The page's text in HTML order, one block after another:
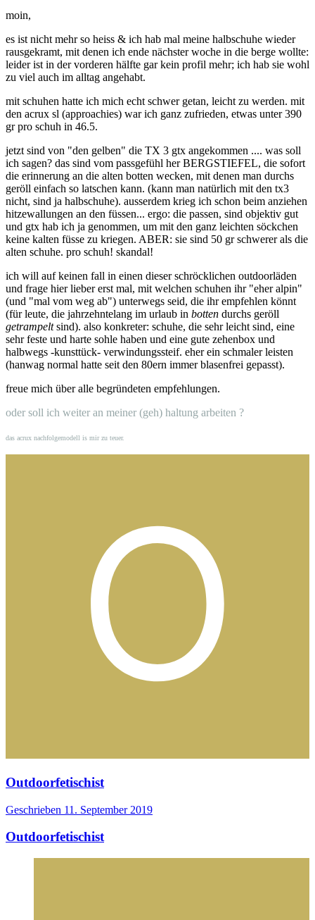
moin,
es ist nicht mehr so heiss & ich hab mal meine halbschuhe wieder
rausgekramt, mit denen ich ende nächster woche in die berge wollte:
leider ist in der vorderen hälfte gar kein profil mehr; ich hab sie wohl
zu viel auch im alltag angehabt.
mit schuhen hatte ich mich echt schwer getan, leicht zu werden. mit
den acrux sl (approachies) war ich ganz zufrieden, etwas unter 390
gr pro schuh in 46.5.
jetzt sind von "den gelben" die TX 3 gtx angekommen .... was soll
ich sagen? das sind vom passgefühl her BERGSTIEFEL, die sofort
die erinnerung an die alten botten wecken, mit denen man durchs
geröll einfach so latschen kann. (kann man natürlich mit den tx3
nicht, sind ja halbschuhe). ausserdem krieg ich schon beim anziehen
hitzewallungen an den füssen... ergo: die passen, sind objektiv gut
und gtx hab ich ja genommen, um mit den ganz leichten söckchen
keine kalten füsse zu kriegen. ABER: sie sind 50 gr schwerer als die
alten schuhe. pro schuh! skandal!
ich will auf keinen fall in einen dieser schröcklichen outdoorläden
und frage hier lieber erst mal, mit welchen schuhen ihr "eher alpin"
(und "mal vom weg ab") unterwegs seid, die ihr empfehlen könnt
(für leute, die jahrzehntelang im urlaub in botten durchs geröll
getrampeltsind). also konkreter: schuhe, die sehr leicht sind, eine
sehr feste und harte sohle haben und eine gute zehenbox und
halbwegs -kunsttück- verwindungssteif. eher ein schmaler leisten
(hanwag normal hatte seit den 80ern immer blasenfrei gepasst).
freue mich über alle begründeten empfehlungen.
oder soll ich weiter an meiner (geh) haltung arbeiten ?
das acrux nachfolgemodell is mir zu teuer.
Outdoorfetischist
Geschrieben 11. September 2019
Outdoorfetischist